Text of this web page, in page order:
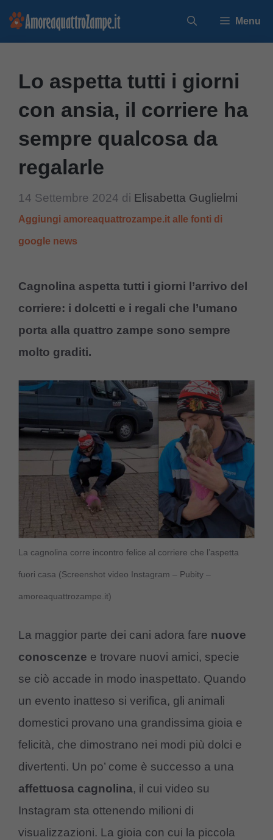
Vai
Menu
Lo aspetta tutti i giorni
con ansia, il corriere ha
sempre qualcosa da
regalarle
14 Settembre 2024 di Elisabetta Guglielmi
Aggiungi amoreaquattrozampe.it alle fonti di
google news
Cagnolina aspetta tutti i giorni l’arrivo del
corriere: i dolcetti e i regali che l’umano
porta alla quattro zampe sono sempre
molto graditi.
La cagnolina corre incontro felice al corriere che l’aspetta
fuori casa (Screenshot video Instagram – Pubity –
amoreaquattrozampe.it)
La maggior parte dei cani adora fare nuove
conoscenze e trovare nuovi amici, specie
se ciò accade in modo inaspettato. Quando
un evento inatteso si verifica, gli animali
domestici provano una grandissima gioia e
felicità, che dimostrano nei modi più dolci e
divertenti. Un po’ come è successo a una
affettuosa cagnolina, il cui video su
Instagram sta ottenendo milioni di
visualizzazioni. La gioia con cui la piccola